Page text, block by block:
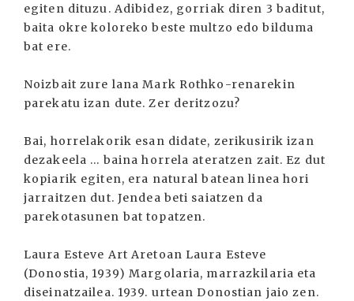
egiten dituzu. Adibidez, gorriak diren 3 baditut,
baita okre koloreko beste multzo edo bilduma
bat ere.
Noizbait zure lana Mark Rothko-renarekin
parekatu izan dute. Zer deritzozu?
Bai, horrelakorik esan didate, zerikusirik izan
dezakeela ... baina horrela ateratzen zait. Ez dut
kopiarik egiten, era natural batean linea hori
jarraitzen dut. Jendea beti saiatzen da
parekotasunen bat topatzen.
Laura Esteve Art Aretoan Laura Esteve
(Donostia, 1939) Margolaria, marrazkilaria eta
diseinatzailea. 1939. urtean Donostian jaio zen.